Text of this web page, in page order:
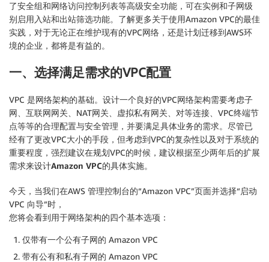
了安全组和网络访问控制列表等高级安全功能，可在实例和子网级
别启用入站和出站筛选功能。了解更多关于使用Amazon VPC的最佳
实践，对于无论正在维护现有的VPC网络，还是计划迁移到AWS环
境的企业，都将是有益的。
一、选择满足需求的VPC配置
VPC 是网络架构的基础。设计一个良好的VPC网络架构需要考虑子
网、互联网网关、NAT网关、虚拟私有网关、对等连接、VPC终端节
点等等的合理配置与安全管理，并要满足具体业务的需求。尽管已
经有了更改VPC大小的手段，但考虑到VPC的复杂性以及对于系统的
重要程度，强烈建议在规划VPC的时候， 建议根据至少两年后的扩展
需求来设计Amazon VPC的具体实施。
今天，当我们在AWS 管理控制台的“Amazon VPC”页面并选择“启动
VPC 向导”时，
您将会看到用于网络架构的四个基本选项：
仅带有一个公有子网的 Amazon VPC
带有公有和私有子网的 Amazon VPC